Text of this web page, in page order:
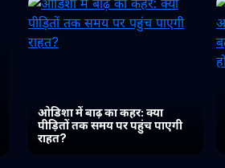
ओडिशा में बाढ़ का कहर: क्या
पीड़ितों तक समय पर पहुंच पाएगी
राहत?